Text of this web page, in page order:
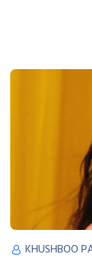
KHUSHBOO